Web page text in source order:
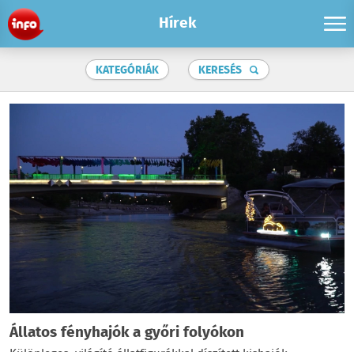
Hírek
KATEGÓRIÁK KERESÉS
Állatos fényhajók a győri folyókon